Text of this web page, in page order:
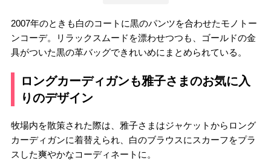
2007年のときも白のコートに黒のパンツを合わせたモノトー
ンコーデ。リラックスムードを漂わせつつも、ゴールドの金
具がついた黒の革バッグできれいめにまとめられている。
ロングカーディガンも雅子さまのお気に入
りのデザイン
牧場内を散策された際は、雅子さまはジャケットからロング
カーディガンに着替えられ、白のブラウスにスカーフをプラ
スした爽やかなコーディネートに。